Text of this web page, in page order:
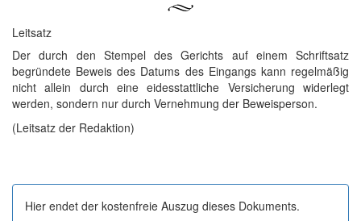
Leitsatz
Der durch den Stempel des Gerichts auf einem Schriftsatz
begründete Beweis des Datums des Eingangs kann regelmäßig
nicht allein durch eine eidesstattliche Versicherung widerlegt
werden, sondern nur durch Vernehmung der Beweisperson.
(Leitsatz der Redaktion)
Hier endet der kostenfreie Auszug dieses Dokuments.